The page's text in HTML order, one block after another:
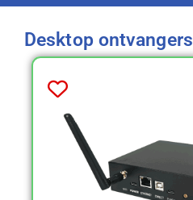
Desktop ontvangers